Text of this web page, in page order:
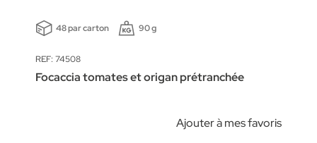
48 par carton 90 g
REF: 74508
Focaccia tomates et origan prétranchée
Ajouter à mes favoris